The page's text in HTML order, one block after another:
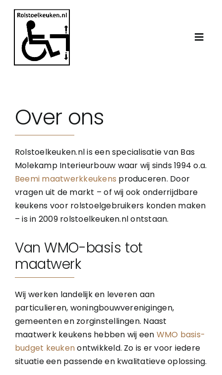
naar
De rolstoelkeuken
WMO keuken
Werkwijze
Foto’s
Over ons
Contact
Over ons
Rolstoelkeuken.nl is een specialisatie van Bas
Molekamp Interieurbouw waar wij sinds 1994 o.a.
Beemi maatwerkkeukens produceren. Door
vragen uit de markt – of wij ook onderrijdbare
keukens voor rolstoelgebruikers konden maken
– is in 2009 rolstoelkeuken.nl ontstaan.
Van WMO-basis tot
maatwerk
Wij werken landelijk en leveren aan
particulieren, woningbouwverenigingen,
gemeenten en zorginstellingen. Naast
maatwerk keukens hebben wij een WMO basis-
budget keukenontwikkeld. Zo is er voor iedere
situatie een passende en kwalitatieve oplossing.